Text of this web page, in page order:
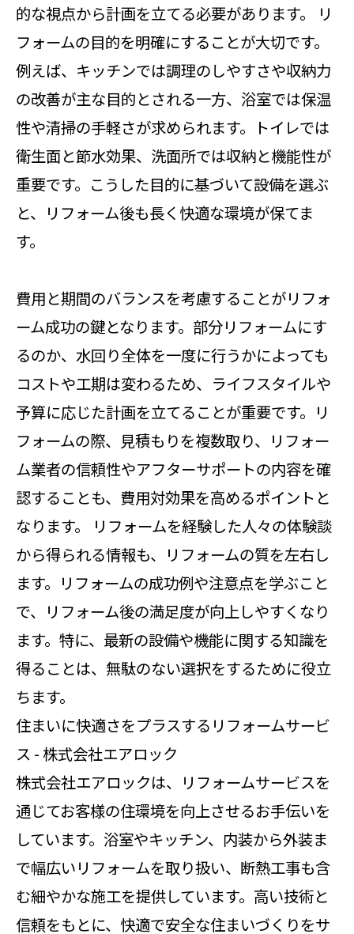
的な視点から計画を立てる必要があります。 リ
フォームの目的を明確にすることが大切です。
例えば、キッチンでは調理のしやすさや収納力
の改善が主な目的とされる一方、浴室では保温
性や清掃の手軽さが求められます。トイレでは
衛生面と節水効果、洗面所では収納と機能性が
重要です。こうした目的に基づいて設備を選ぶ
と、リフォーム後も長く快適な環境が保てま
す。
費用と期間のバランスを考慮することがリフォ
ーム成功の鍵となります。部分リフォームにす
るのか、水回り全体を一度に行うかによっても
コストや工期は変わるため、ライフスタイルや
予算に応じた計画を立てることが重要です。リ
フォームの際、見積もりを複数取り、リフォー
ム業者の信頼性やアフターサポートの内容を確
認することも、費用対効果を高めるポイントと
なります。 リフォームを経験した人々の体験談
から得られる情報も、リフォームの質を左右し
ます。リフォームの成功例や注意点を学ぶこと
で、リフォーム後の満足度が向上しやすくなり
ます。特に、最新の設備や機能に関する知識を
得ることは、無駄のない選択をするために役立
ちます。
住まいに快適さをプラスするリフォームサービ
ス - 株式会社エアロック
株式会社エアロックは、リフォームサービスを
通じてお客様の住環境を向上させるお手伝いを
しています。浴室やキッチン、内装から外装ま
で幅広いリフォームを取り扱い、断熱工事も含
む細やかな施工を提供しています。高い技術と
信頼をもとに、快適で安全な住まいづくりをサ